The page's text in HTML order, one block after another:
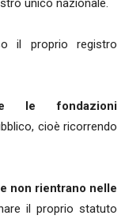
unico nazionale.
il proprio registro
le fondazioni
cioè ricorrendo
non rientrano nelle
il proprio statuto